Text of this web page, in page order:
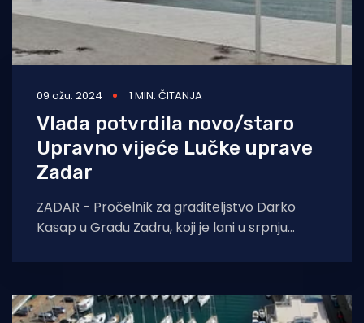
09 ožu. 2024 1 MIN. ČITANJA
Vlada potvrdila novo/staro
Upravno vijeće Lučke uprave
Zadar
ZADAR - Pročelnik za graditeljstvo Darko
Kasap u Gradu Zadru, koji je lani u srpnju